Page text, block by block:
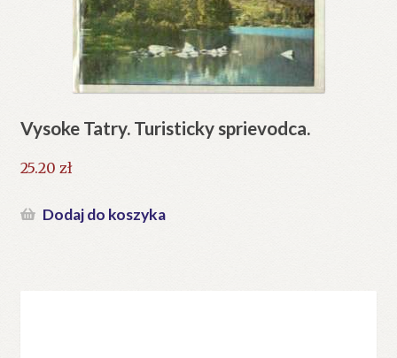
Vysoke Tatry. Turisticky sprievodca.
25.20 zł
Dodaj do koszyka